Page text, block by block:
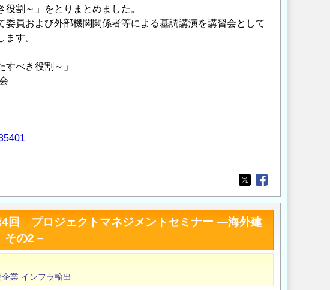
割～」をとりまとめました。
員および外部機関関係者等による基調講演を講習会として
す。
べき役割～」
Opens in a new
Opens in a new
プロジェクトマネジメントセミナー ―海外建
の2－
業 インフラ輸出